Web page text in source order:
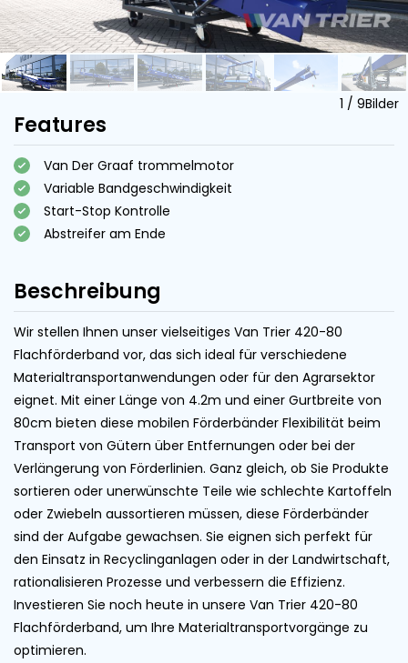
1 / 9Bilder
Features
Van Der Graaf trommelmotor
Variable Bandgeschwindigkeit
Start-Stop Kontrolle
Abstreifer am Ende
Beschreibung
Wir stellen Ihnen unser vielseitiges Van Trier 420-80
Flachförderband vor, das sich ideal für verschiedene
Materialtransportanwendungen oder für den Agrarsektor
eignet. Mit einer Länge von 4.2m und einer Gurtbreite von
80cm bieten diese mobilen Förderbänder Flexibilität beim
Transport von Gütern über Entfernungen oder bei der
Verlängerung von Förderlinien. Ganz gleich, ob Sie Produkte
sortieren oder unerwünschte Teile wie schlechte Kartoffeln
oder Zwiebeln aussortieren müssen, diese Förderbänder
sind der Aufgabe gewachsen. Sie eignen sich perfekt für
den Einsatz in Recyclinganlagen oder in der Landwirtschaft,
rationalisieren Prozesse und verbessern die Effizienz.
Investieren Sie noch heute in unsere Van Trier 420-80
Flachförderband, um Ihre Materialtransportvorgänge zu
optimieren.